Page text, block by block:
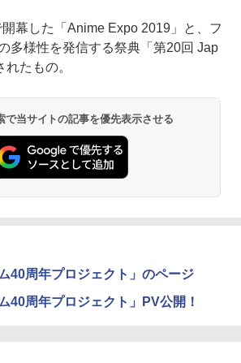
幕した「Anime Expo 2019」と、フ
多様性を発信する祭典「第20回 Jap
たもの。
で当サイトの記事を優先表示させる
40周年プロジェクト」のページ
40周年プロジェクト」PV公開！